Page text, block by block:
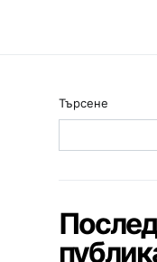
Търсене